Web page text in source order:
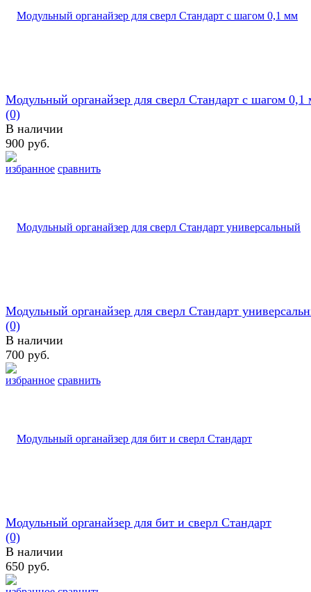
избранное сравнить
Модульный органайзер для сверл Стандарт с шагом 0,1
(0)
В наличии
900 руб.
избранное сравнить
Модульный органайзер для сверл Стандарт
(0)
В наличии
700 руб.
Модульный органайзер для бит и сверл Стандарт
(0)
В наличии
650 руб.